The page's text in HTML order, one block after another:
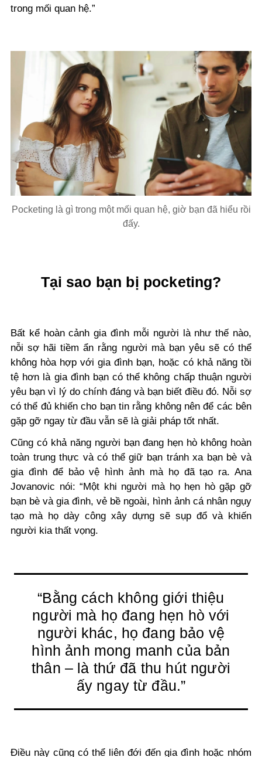
trong mối quan hệ.”
Pocketing là gì trong một mối quan hệ, giờ bạn đã hiểu rồi
đấy.
Tại sao bạn bị pocketing?
Bất kể hoàn cảnh gia đình mỗi người là như thế nào,
nỗi sợ hãi tiềm ẩn rằng người mà bạn yêu sẽ có thể
không hòa hợp với gia đình bạn, hoặc có khả năng tồi
tệ hơn là gia đình bạn có thể không chấp thuận người
yêu bạn vì lý do chính đáng và bạn biết điều đó. Nỗi sợ
có thể đủ khiến cho bạn tin rằng không nên để các bên
gặp gỡ ngay từ đầu vẫn sẽ là giải pháp tốt nhất.
Cũng có khả năng người bạn đang hẹn hò không hoàn
toàn trung thực và có thể giữ bạn tránh xa bạn bè và
gia đình để bảo vệ hình ảnh mà họ đã tạo ra. Ana
Jovanovic nói: “Một khi người mà họ hẹn hò gặp gỡ
bạn bè và gia đình, vẻ bề ngoài, hình ảnh cá nhân ngụy
tạo mà họ dày công xây dựng sẽ sụp đổ và khiến
người kia thất vọng.
“Bằng cách không giới thiệu
người mà họ đang hẹn hò với
người khác, họ đang bảo vệ
hình ảnh mong manh của bản
thân – là thứ đã thu hút người
ấy ngay từ đầu.”
Điều này cũng có thể liên đới đến gia đình hoặc nhóm